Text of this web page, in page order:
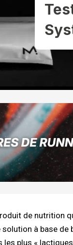
de nutrition
solution à base
plus «